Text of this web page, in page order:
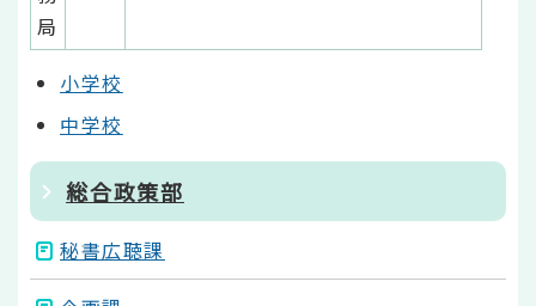
局
小学校
中学校
総合政策部
秘書広聴課